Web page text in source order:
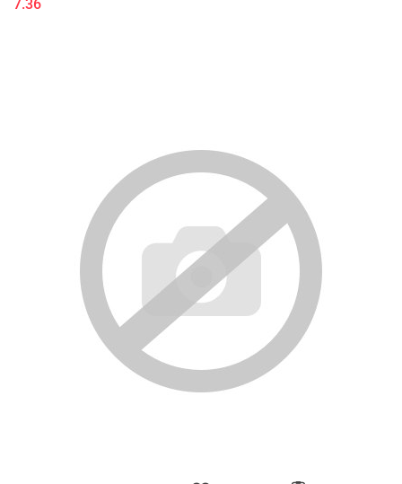
7.36